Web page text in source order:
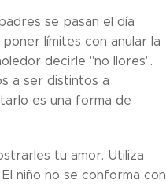
se pasan el día
límites con anular la
decirle "no llores".
a ser distintos a
es una forma de
tu amor. Utiliza
niño no se conforma con